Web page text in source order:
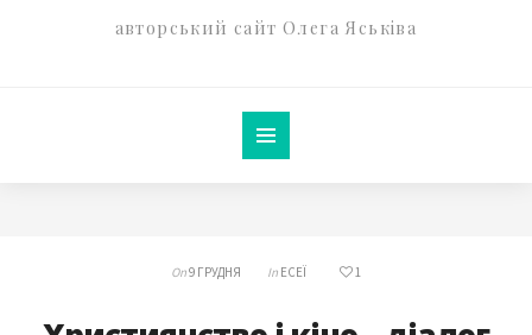
авторський сайт Олега Яськіва
On9 ГРУДНЯ In ЕСЕЇ 1